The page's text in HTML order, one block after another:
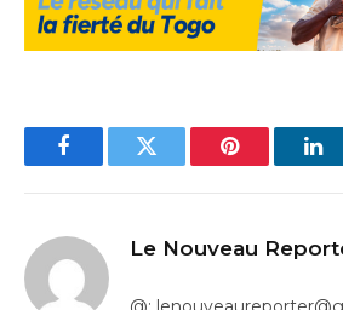
FacebookTwitter Pinterest
Le Nouveau